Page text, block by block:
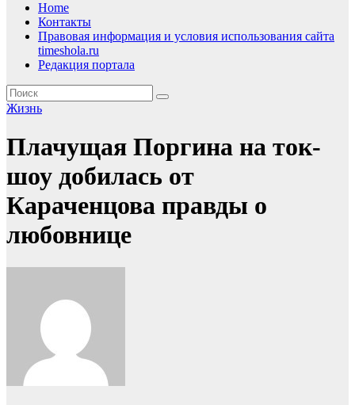
Home
Контакты
Правовая информация и условия использования сайта
timeshola.ru
Редакция портала
Жизнь
Плачущая Поргина на ток-
шоу добилась от
Караченцова правды о
любовнице